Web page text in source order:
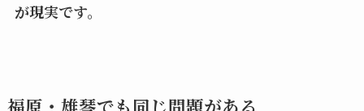
が現実です。
福原・雄琴でも同じ問題がある